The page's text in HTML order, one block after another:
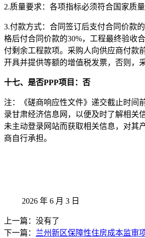
2.质量要求：各项指标必须符合国家质量
3.付款方式： 合同签订后支付合同价款的
格后付合同价款的30%， 工程最终验收
付剩余工程款项。 采购人向供应商付款
开具并提供等额的增值税发票，否则，
十七、是否PPP项目：否
注：《磋商响应性文件》递交截止时间
录甘肃经济信息网，以便及时了解相关
未主动登录网站而获取相关信息，对其
商自行承担。
2026 年 6 月 3 日
上一篇：没有了
下一篇： 兰州新区保障性住房成本监审